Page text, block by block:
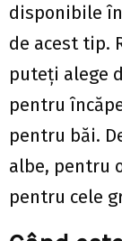
disponibile
de acest tip.
puteți alege
pentru
pentru băi.
albe, pentru
pentru cele